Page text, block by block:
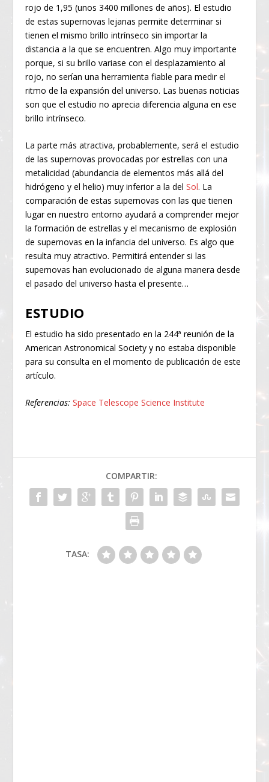
rojo de 1,95 (unos 3400 millones de años). El estudio
de estas supernovas lejanas permite determinar si
tienen el mismo brillo intrínseco sin importar la
distancia a la que se encuentren. Algo muy importante
porque, si su brillo variase con el desplazamiento al
rojo, no serían una herramienta fiable para medir el
ritmo de la expansión del universo. Las buenas noticias
son que el estudio no aprecia diferencia alguna en ese
brillo intrínseco.
La parte más atractiva, probablemente, será el estudio
de las supernovas provocadas por estrellas con una
metalicidad (abundancia de elementos más allá del
hidrógeno y el helio) muy inferior a la delSol. La
comparación de estas supernovas con las que tienen
lugar en nuestro entorno ayudará a comprender mejor
la formación de estrellas y el mecanismo de explosión
de supernovas en la infancia del universo. Es algo que
resulta muy atractivo. Permitirá entender si las
supernovas han evolucionado de alguna manera desde
el pasado del universo hasta el presente…
ESTUDIO
El estudio ha sido presentado en la 244ª reunión de la
American Astronomical Society y no estaba disponible
para su consulta en el momento de publicación de este
artículo.
Referencias: Space Telescope Science Institute
COMPARTIR:
TASA: